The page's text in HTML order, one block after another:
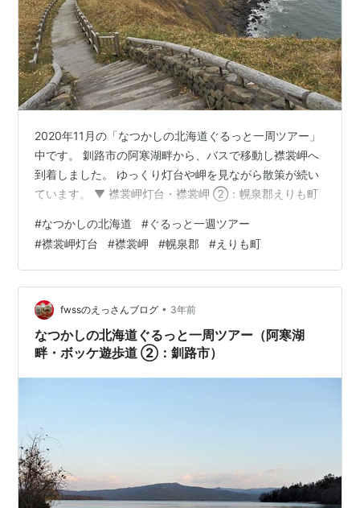
2020年11月の「なつかしの北海道ぐるっと一周ツアー」
中です。 釧路市の阿寒湖畔から、バスで移動し襟裳岬へ
到着しました。 ゆっくり灯台や岬を見ながら散策が続い
ています。 ▼ 襟裳岬灯台・襟裳岬 ②：幌泉郡えりも町
#なつかしの北海道 #ぐるっと一週ツアー
#襟裳岬灯台 #襟裳岬 #幌泉郡 #えりも町
fwssのえっさんブログ • 3年前
なつかしの北海道ぐるっと一周ツアー（阿寒湖
畔・ボッケ遊歩道 ②：釧路市）